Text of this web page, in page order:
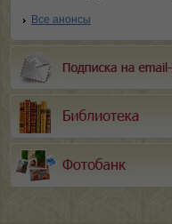
Все анонсы